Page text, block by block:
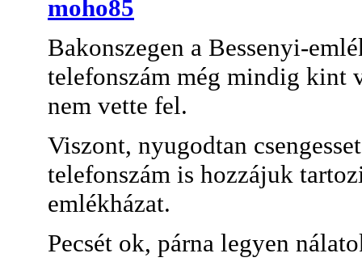
moho85
Bakonszegen a Bessenyi-
telefonszám még mindig kint
nem vette fel.
Viszont, nyugodtan
telefonszám is hozzájuk
emlékházat.
Pecsét ok, párna legyen